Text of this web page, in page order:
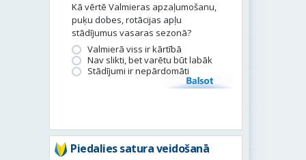
Kā vērtē Valmieras apzaļumošanu,
puķu dobes, rotācijas apļu
stādījumus vasaras sezonā?
Valmierā viss ir kārtībā
Nav slikti, bet varētu būt labāk
Stādījumi ir nepārdomāti
Balsot
Piedalies satura veidošanā